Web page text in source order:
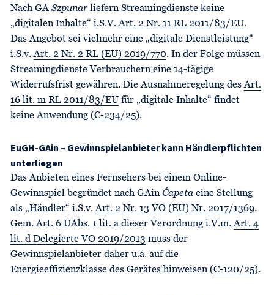
Nach GASzpunarliefern Streamingdienste keine
„digitalen Inhalte“ i.S.V.Art. 2 Nr. 11 RL 2011/83/EU.
Das Angebot sei vielmehr eine „digitale Dienstleistung“
i.S.v.Art. 2 Nr. 2 RL (EU) 2019/770. In der Folge müssen
Streamingdienste Verbrauchern eine 14-tägige
Widerrufsfrist gewähren. Die Ausnahmeregelung desArt.
16 lit. m RL 2011/83/EU für „digitale Inhalte“ findet
keine Anwendung (C-234/25).
EuGH-GAin – Gewinnspielanbieter kann Händlerpflichten
unterliegen
Das Anbieten eines Fernsehers bei einem Online-
Gewinnspiel begründet nach GAin Ćapeta eine Stellung
als „Händler“ i.S.v.Art. 2 Nr. 13 VO (EU) Nr. 2017/1369.
Gem. Art. 6 UAbs. 1 lit. a dieser Verordnung i.V.m.Art. 4
lit. d Delegierte VO 2019/2013 muss der
Gewinnspielanbieter daher u.a. auf die
Energieeffizienzklasse des Gerätes hinweisen (C-120/25).